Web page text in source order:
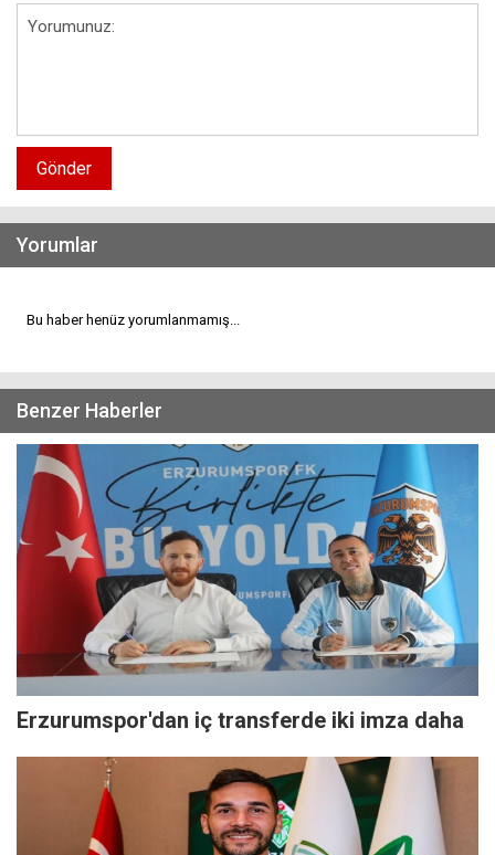
Gönder
Yorumlar
Bu haber henüz yorumlanmamış...
Benzer Haberler
Erzurumspor'dan iç transferde iki imza daha